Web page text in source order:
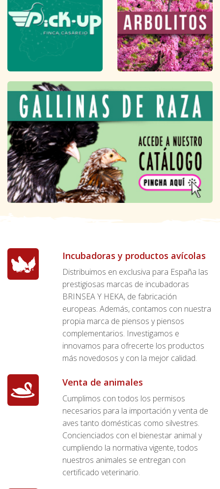
Incubadoras y productos avícolas
Distribuimos en exclusiva para España las
prestigiosas marcas de incubadoras
BRINSEA Y HEKA, de fabricación
europeas. Además, contamos con nuestra
propia marca de piensos y piensos
complementarios. Investigamos e
innovamos para ofrecerte los productos
más novedosos y con la mejor calidad.
Venta de animales
Cumplimos con todos los permisos
necesarios para la importación y venta de
aves tanto domésticas como silvestres.
Concienciados con el bienestar animal y
cumpliendo la normativa vigente, todos
nuestros animales se entregan con
certificado veterinario.